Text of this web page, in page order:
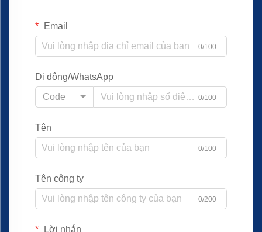
Email
0/100
Di động/WhatsApp
Code
0/100
Tên
0/100
Tên công ty
0/200
Lời nhắn